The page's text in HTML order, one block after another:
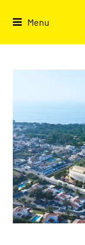
Menu